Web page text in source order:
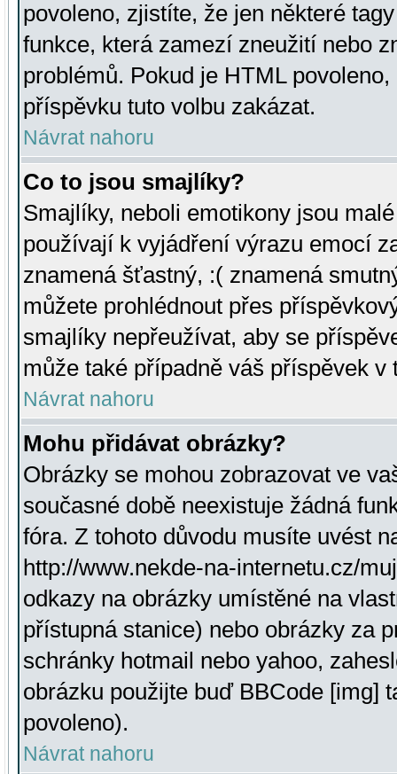
povoleno, zjistíte, že jen některé
funkce, která zamezí zneužití nebo
problémů. Pokud je HTML
příspěvku tuto volbu zakázat.
Návrat nahoru
Co to jsou smajlíky?
Smajlíky, neboli emotikony jsou
používají k vyjádření výrazu emocí
znamená šťastný, :( znamená
můžete prohlédnout přes
smajlíky nepřeužívat, aby se
může také případně váš příspěvek v
Návrat nahoru
Mohu přidávat obrázky?
Obrázky se mohou zobrazovat ve
současné době neexistuje žádná
fóra. Z tohoto důvodu musíte uvést
http://www.nekde-na-internetu.cz/
odkazy na obrázky umístěné na
přístupná stanice) nebo obrázky za
schránky hotmail nebo yahoo,
obrázku použijte buď BBCode [img]
povoleno).
Návrat nahoru